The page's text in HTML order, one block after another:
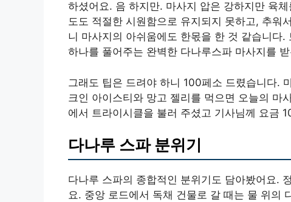
하셨어요. 음 하지만. 마사지 압은 강하지만 육
도도 적절한 시원함으로 유지되지 못하고, 추워
니 마사지의 아쉬움에도 한몫을 한 것 같습니다
하나를 풀어주는 완벽한 다나루스파 마사지를
그래도 팁은 드려야 하니 100페소 드렸습니다.
크인 아이스티와 망고 젤리를 먹으면 오늘의 마
에서 트라이시클을 불러 주셨고 기사님께 요금
다나루 스파 분위기
다나루 스파의 종합적인 분위기도 담아봤어요.
요. 중앙 로드에서 독채 건물로 갈 때는 물 위의